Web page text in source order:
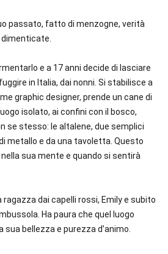
passato, fatto di menzogne, verità
e a 17 anni decide di lasciare
in Italia, dai nonni. Si stabilisce a
graphic designer, prende un cane di
isolato, ai confini con il bosco,
se stesso: le altalene, due semplici
metallo e da una tavoletta. Questo
sua mente e quando si sentirà
ragazza dai capelli rossi, Emily e subito
Ha paura che quel luogo
bellezza e purezza d’animo.